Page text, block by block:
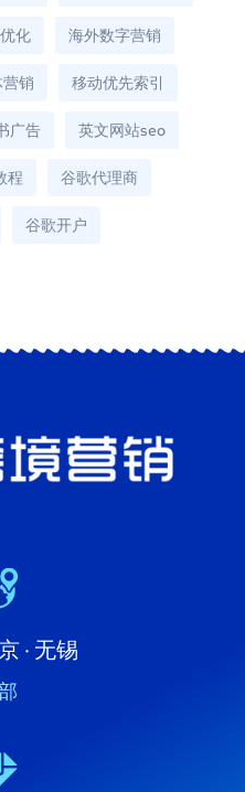
化 海外数字营销
销 移动优先索引
广告 英文网站seo
程 谷歌代理商
谷歌开户
· 无锡